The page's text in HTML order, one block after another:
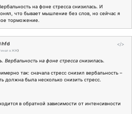
на фоне стресса снизилась. И
что бывает мышление без слов, но сейчас я
торможение.
</> M 0[VGAVa#WkaXF .JxdXjlu"wӤ١hfd
в ЖЖ)
Вербальность на фоне стресса снизилась.
так: сначала стресс снизил вербальность –
должна была несколько снизить стресс.
в обратной зависимости от интенсивности